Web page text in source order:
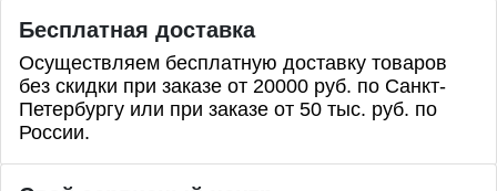
Бесплатная доставка
Осуществляем бесплатную доставку товаров
без скидки при заказе от 20000 руб. по Санкт-
Петербургу или при заказе от 50 тыс. руб. по
России.